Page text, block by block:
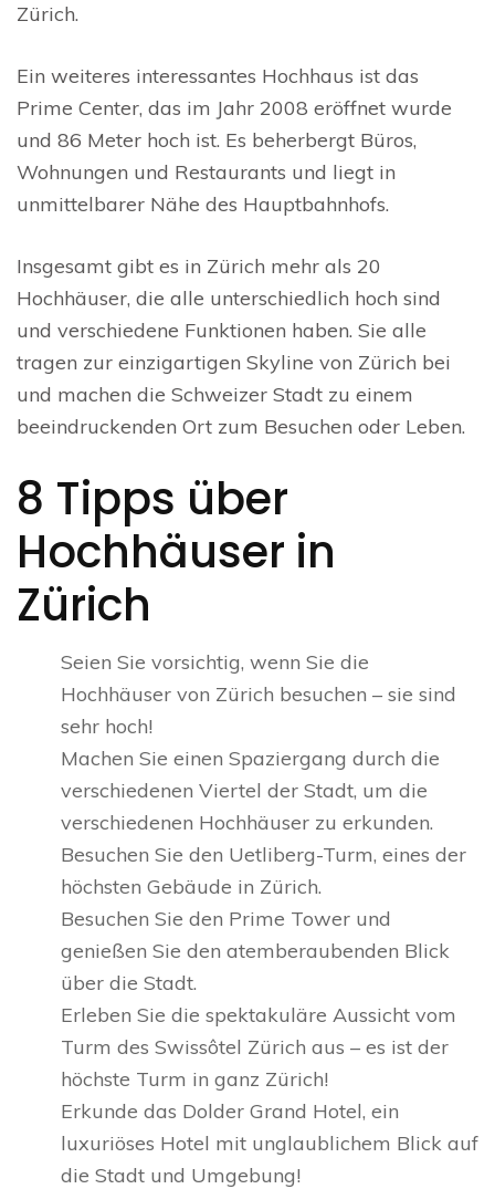
Zürich.
Ein weiteres interessantes Hochhaus ist das
Prime Center, das im Jahr 2008 eröffnet wurde
und 86 Meter hoch ist. Es beherbergt Büros,
Wohnungen und Restaurants und liegt in
unmittelbarer Nähe des Hauptbahnhofs.
Insgesamt gibt es in Zürich mehr als 20
Hochhäuser, die alle unterschiedlich hoch sind
und verschiedene Funktionen haben. Sie alle
tragen zur einzigartigen Skyline von Zürich bei
und machen die Schweizer Stadt zu einem
beeindruckenden Ort zum Besuchen oder Leben.
8 Tipps über
Hochhäuser in
Zürich
Seien Sie vorsichtig, wenn Sie die
Hochhäuser von Zürich besuchen – sie sind
sehr hoch!
Machen Sie einen Spaziergang durch die
verschiedenen Viertel der Stadt, um die
verschiedenen Hochhäuser zu erkunden.
Besuchen Sie den Uetliberg-Turm, eines der
höchsten Gebäude in Zürich.
Besuchen Sie den Prime Tower und
genießen Sie den atemberaubenden Blick
über die Stadt.
Erleben Sie die spektakuläre Aussicht vom
Turm des Swissôtel Zürich aus – es ist der
höchste Turm in ganz Zürich!
Erkunde das Dolder Grand Hotel, ein
luxuriöses Hotel mit unglaublichem Blick auf
die Stadt und Umgebung!